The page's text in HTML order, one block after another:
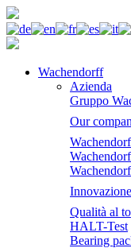
Wachendorff
Azienda
Gruppo
Our
Innovazione
Qualità al
HALT-Test
Bearing